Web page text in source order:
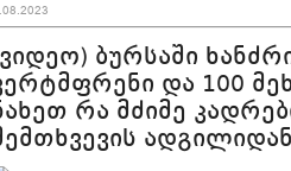
ბურსაში
და 100
რა მძიმე
ადგილიდან